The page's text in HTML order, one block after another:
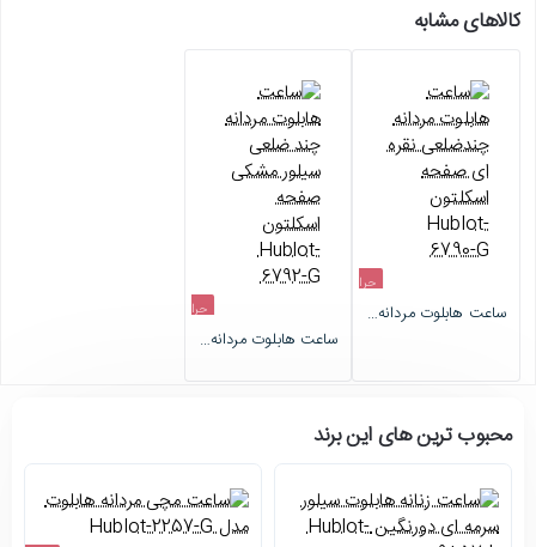
کالاهای مشابه
حراج
اتمام موجودی
ساعت هابلوت مردانه چندضلعی نقره ای صفحه اسکلتون Hublot-6790-G
حراج
اتمام موجودی
ساعت هابلوت مردانه چند ضلعی سیلور مشکی صفحه اسکلتون Hublot-6792-G
محبوب ترین های این برند